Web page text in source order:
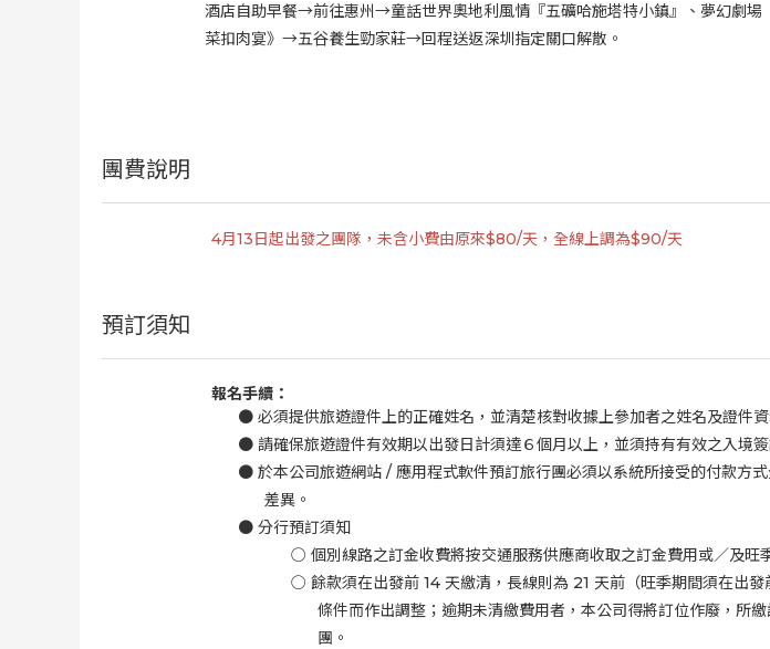
酒店自助早餐→前往惠州→童話世界奧地利風情『五礦哈施塔特小鎮』、夢幻劇
菜扣肉宴》→五谷養生勁家莊→回程送返深圳指定關口解散。
團費說明
4月13日起出發之團隊，未含小費由原來$80/天，全線上調為$90/天
預訂須知
報名手續：
● 必須提供旅遊證件上的正確姓名，並清楚核對收據上參加者之姓名及證件
● 請確保旅遊證件有效期以出發日計須達６個月以上，並須持有有效之入境
● 於本公司旅遊網站 / 應用程式軟件預訂旅行團必須以系統所接受的付款方
差異。
● 分行預訂須知
○ 個別線路之訂金收費將按交通服務供應商收取之訂金費用或／及
○ 餘款須在出發前 14 天繳清，長線則為 21 天前（旺季期間須在出發
條件而作出調整；逾期未清繳費用者，本公司得將訂位作廢，所
團。